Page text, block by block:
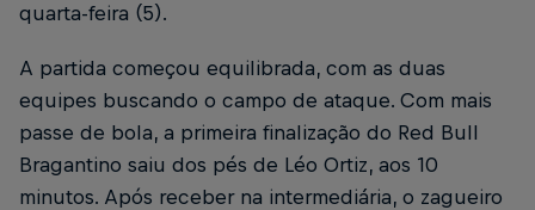
quarta-feira (5).
A partida começou equilibrada, com as duas
equipes buscando o campo de ataque. Com mais
passe de bola, a primeira finalização do Red Bull
Bragantino saiu dos pés de Léo Ortiz, aos 10
minutos. Após receber na intermediária, o zagueiro